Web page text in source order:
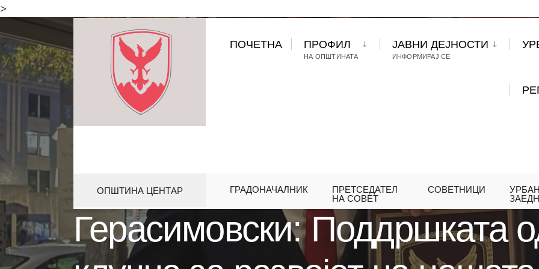
>
ПОЧЕТНА ПРОФИЛ
НА ОПШТИНАТА
ЈАВНИ ДЕЈНОСТИ
ИНФОРМИРАЈ СЕ
ОПШТИНА ЦЕНТАР ГРАДОНАЧАЛНИК
ПРЕТСЕДАТЕЛ
НА СОВЕТ
СОВЕТНИЦИ
HOME АКТИВНОСТИ ГЕРАСИМОВСКИ: ПОДДРШКАТА ОД САД Е КЛУЧНА ЗА
Герасимовски: Поддршката